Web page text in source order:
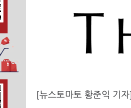
[뉴스토마토 황준익 기자]